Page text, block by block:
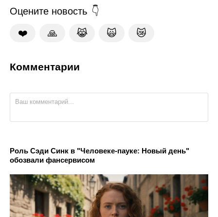
Оцените новость
❤️ 🙏 😹 🙀 😿
Комментарии
Роль Сэди Синк в "Человеке-пауке: Новый день"
обозвали фансервисом